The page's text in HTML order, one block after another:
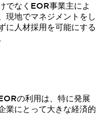
でなくEOR事業主によ
現地でマネジメントをし
に人材採用を可能にする
の利用は、特に発展
業にとって大きな経済的